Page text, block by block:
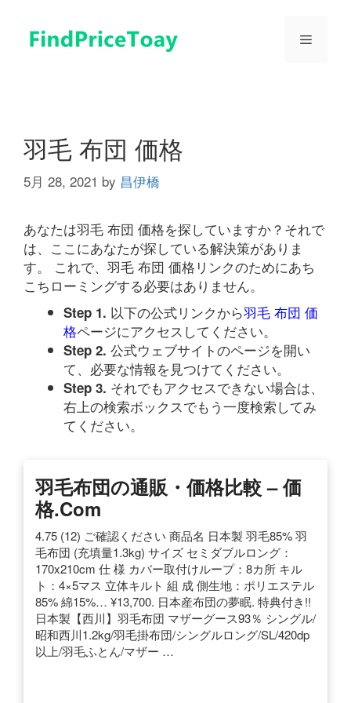
メ
羽毛 布団 価格
5月 28, 2021 by 昌伊橋
あなたは羽毛 布団 価格を探していますか？それで
は、ここにあなたが探している解決策がありま
す。 これで、羽毛 布団 価格リンクのためにあち
こちローミングする必要はありません。
Step 1. 以下の公式リンクから羽毛 布団 価
格ページにアクセスしてください。
Step 2. 公式ウェブサイトのページを開い
て、必要な情報を見つけてください。
Step 3. それでもアクセスできない場合は、
右上の検索ボックスでもう一度検索してみ
てください。
羽毛布団の通販・価格比較 – 価
格.com
4.75 (12) ご確認ください 商品名 日本製 羽毛85% 羽
毛布団 (充填量1.3kg) サイズ セミダブルロング：
170x210cm 仕 様 カバー取付けループ：8カ所 キル
ト：4×5マス 立体キルト 組 成 側生地：ポリエステル
85% 綿15%… ¥13,700. 日本産布団の夢眠. 特典付き!!
日本製【西川】羽毛布団 マザーグース93％ シングル/
昭和西川1.2kg/羽毛掛布団/シングルロング/SL/420dp
以上/羽毛ふとん/マザー …